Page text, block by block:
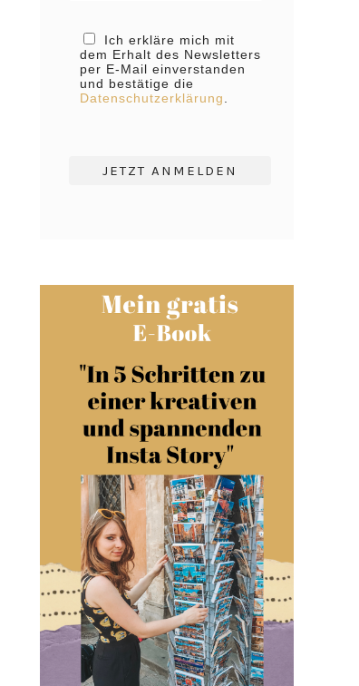
Ich erkläre mich mit
dem Erhalt des Newsletters
per E-Mail einverstanden
und bestätige die
Datenschutzerklärung